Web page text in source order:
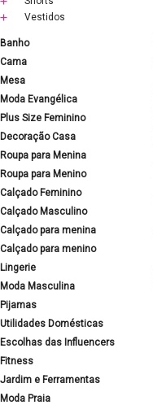
Vestidos
Banho
Cama
Mesa
Moda Evangélica
Plus Size Feminino
Decoração Casa
Roupa para Menina
Roupa para Menino
Calçado Feminino
Calçado Masculino
Calçado para menina
Calçado para menino
Lingerie
Moda Masculina
Pijamas
Utilidades Domésticas
Escolhas das Influencers
Fitness
Jardim e Ferramentas
Moda Praia